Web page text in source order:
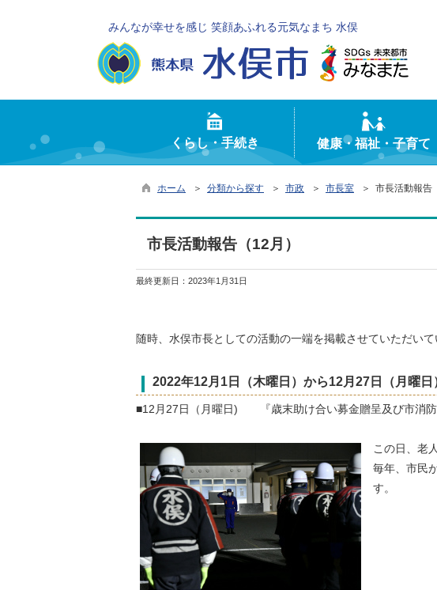
みんなが幸せを感じ 笑顔あふれる元気なまち 水俣
くらし・手続き 健康・福祉・子育て
ホーム ＞ 分類から探す ＞ 市政 ＞ 市長室 ＞ 市長活動報告
市長活動報告（12月）
最終更新日： 2023年1月31日
随時、水俣市長としての活動の一端を掲載させていただいて
2022年12月1 日（木曜日）から12月27 日 （月曜日
■12月27日（月曜日) 『歳末助け合い募金贈呈及び市消防
この日、老
毎年、市民
す。